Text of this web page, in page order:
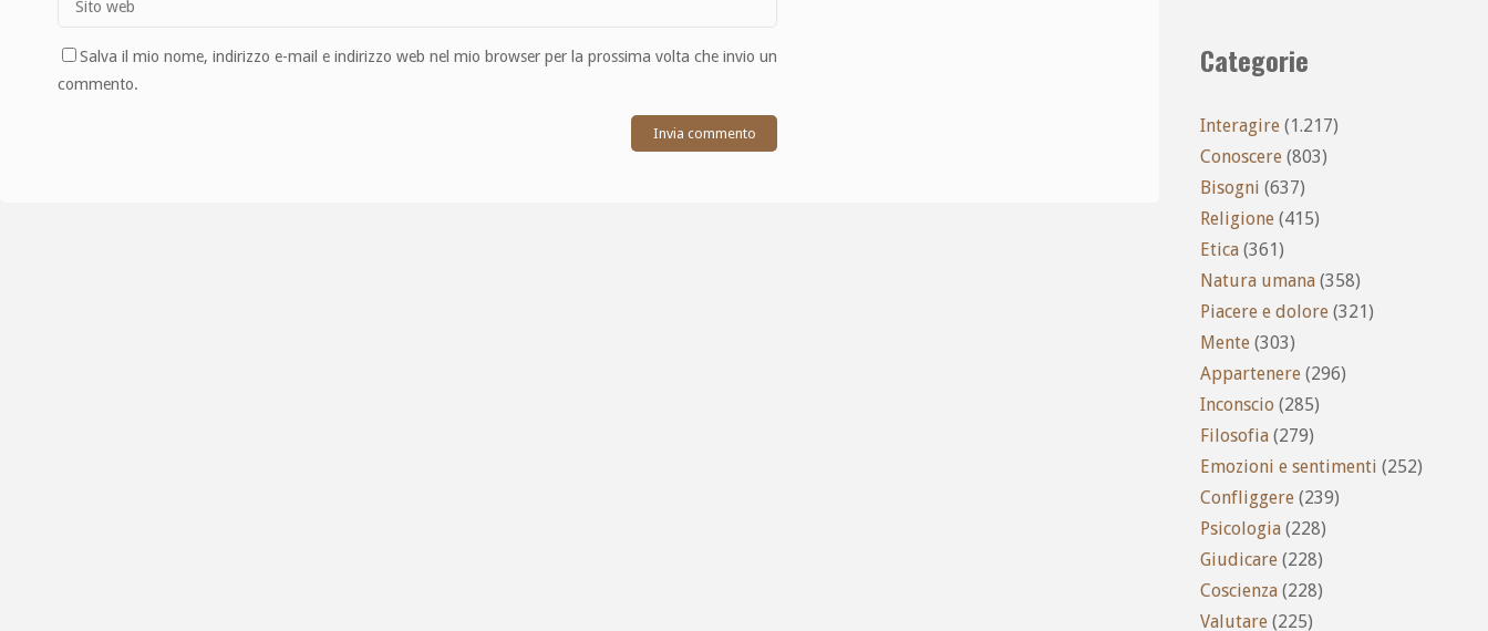
Salva il mio nome, indirizzo e-mail e indirizzo web nel mio browser per la prossima volta che invio un
commento.
Categorie
Interagire (1.217)
Conoscere (803)
Bisogni (637)
Religione (415)
Etica (361)
Natura umana (358)
Piacere e dolore (321)
Mente (303)
Appartenere (296)
Inconscio (285)
Filosofia (279)
Emozioni e sentimenti (252)
Confliggere (239)
Psicologia (228)
Giudicare (228)
Coscienza (228)
Valutare (225)